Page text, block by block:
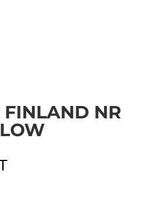
FINLAND NR